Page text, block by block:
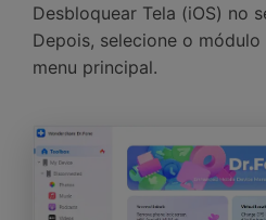
Desbloquear Tela (iOS) no
Depois, selecione o
menu principal.